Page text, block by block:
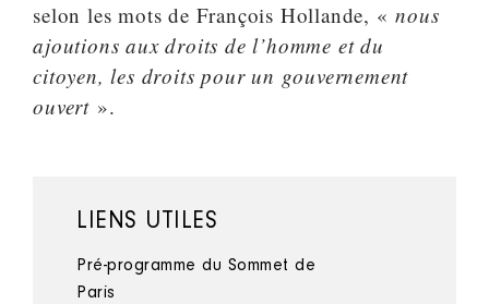
selon les mots de François Hollande, «nous
ajoutions aux droits de l’homme et du
citoyen, les droits pour un gouvernement
ouvert ».
LIENS UTILES
Pré-programme du Sommet de
Paris